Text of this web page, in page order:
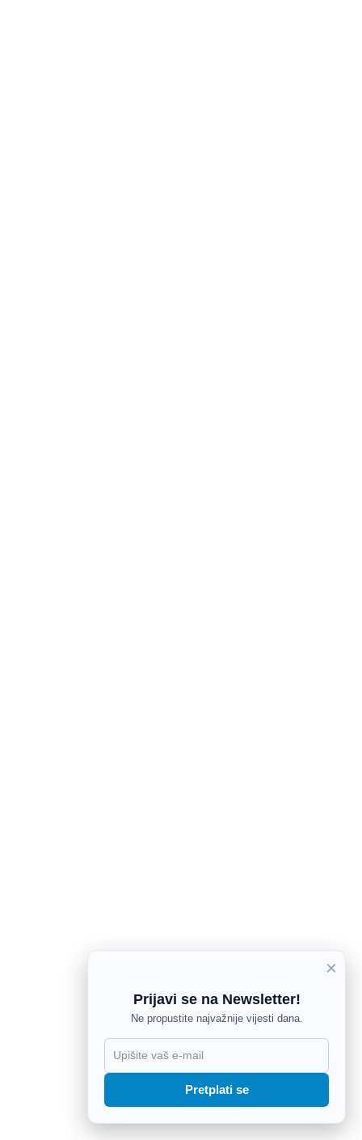
×
Prijavi se na Newsletter!
Ne propustite najvažnije vijesti dana.
Pretplati se